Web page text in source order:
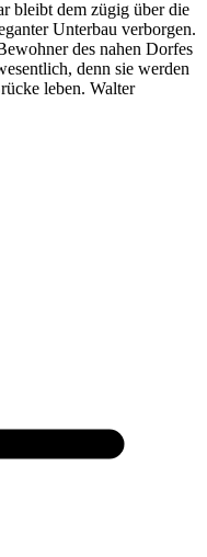
bleibt dem zügig über die
Unterbau verborgen.
des nahen Dorfes
denn sie werden
leben. Walter